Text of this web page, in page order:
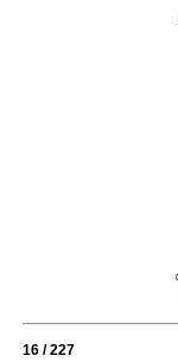
16 / 227